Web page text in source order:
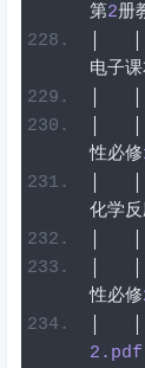
第2册
电子
性必修
化学
性必修
2 .pdf